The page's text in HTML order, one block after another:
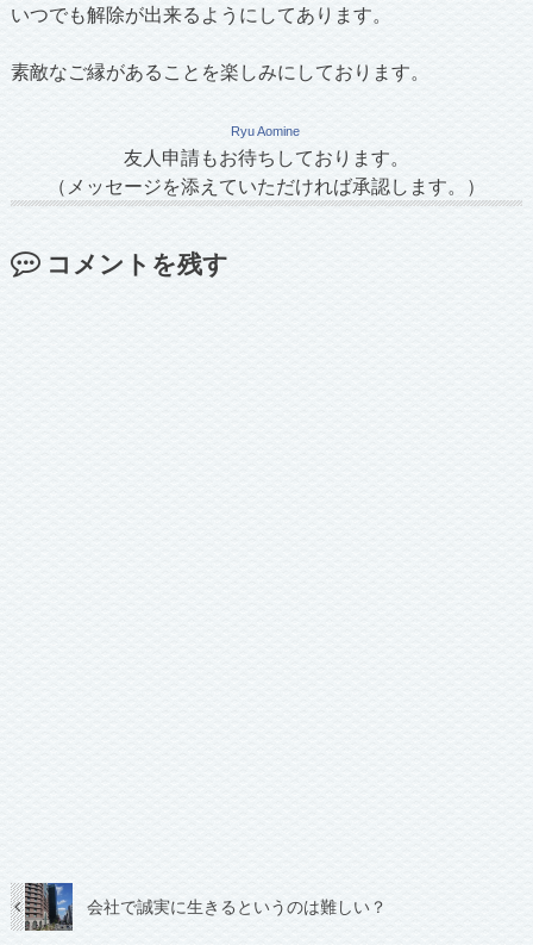
いつでも解除が出来るようにしてあります。
素敵なご縁があることを楽しみにしております。
Ryu Aomine
友人申請もお待ちしております。
（メッセージを添えていただければ承認します。）
コメントを残す
会社で誠実に生きるというのは難しい？